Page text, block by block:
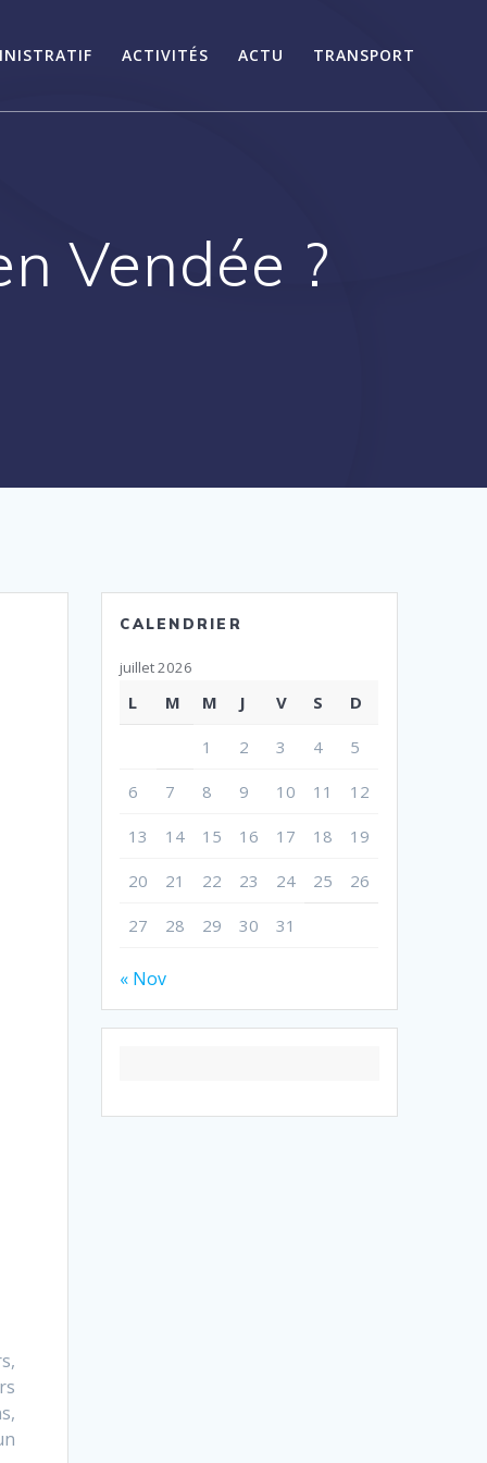
ACTIVITÉS ACTU TRANSPORT
Vendée ?
CALENDRIER
juillet 2026
L M M J V S D
1 2 3 4 5
6 7 8 9 10 11 12
13 14 15 16 17 18 19
20 21 22 23 24 25 26
27 28 29 30 31
« Nov